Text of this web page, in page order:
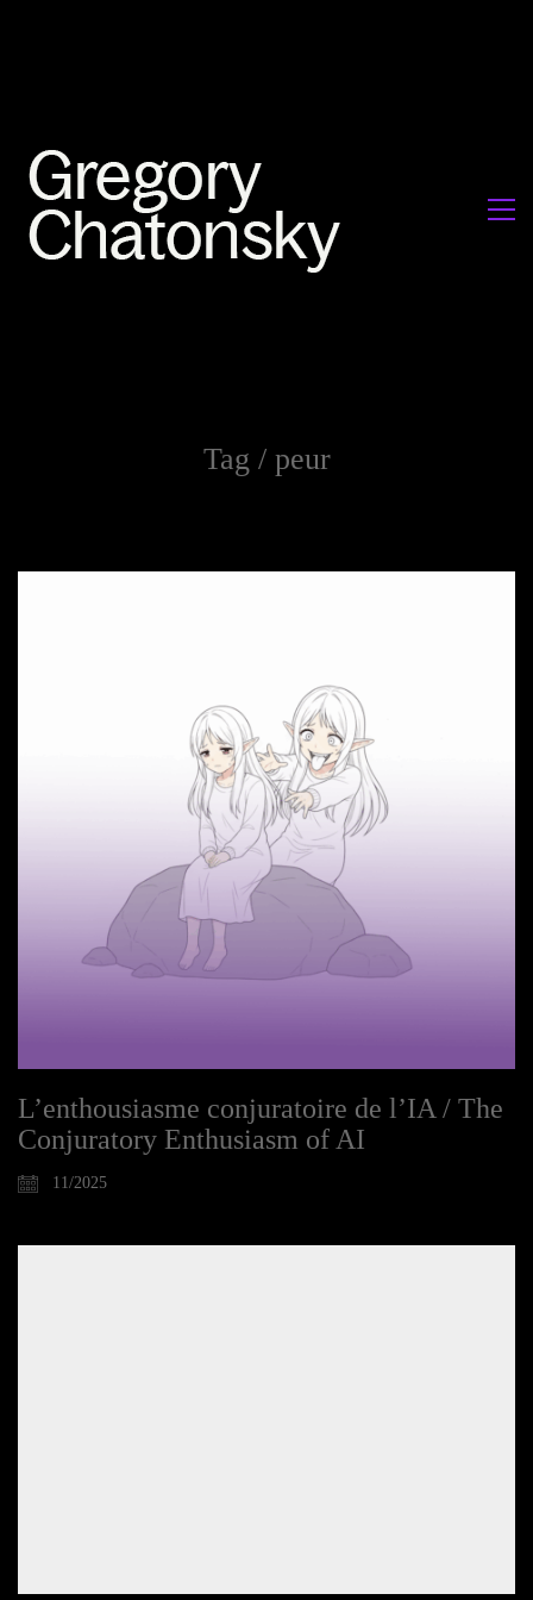
Tag / peur
L’enthousiasme conjuratoire de l’IA / The
Conjuratory Enthusiasm of AI
11/2025